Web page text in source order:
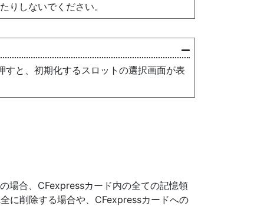
りしないでください。
すと、初期化するスロットの選択画面が表
場合、CFexpressカード内の全ての記憶領
に削除する場合や、CFexpressカードへの